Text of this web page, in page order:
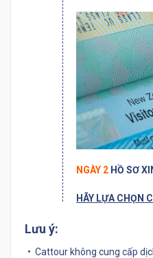
NGÀY 2 HỒ SƠ
HÃY LỰA CHỌN
Lưu ý:
Cattour không cung cấp